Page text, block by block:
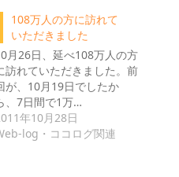
108万人の方に訪れて
いただきました
月26日、延べ108万人の方
訪れていただきました。前
が、10月19日でしたか
、7日間で1万…
年10月28日
log・ココログ関連